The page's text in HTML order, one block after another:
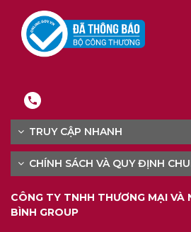
TRUY CẬP NHANH
CHÍNH SÁCH VÀ QUY ĐỊNH
CÔNG TY TNHH THƯƠNG MẠI VÀ
BÌNH GROUP